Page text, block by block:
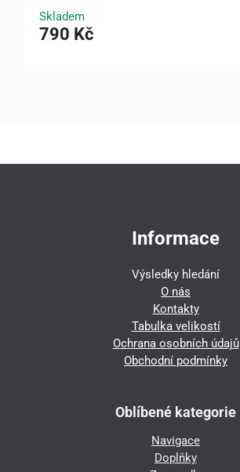
Skladem
790 Kč
Informace
Výsledky hledání
O nás
Kontakty
Tabulka velikostí
Ochrana osobních údajů
Obchodní podmínky
Oblíbené kategorie
Navigace
Doplňky